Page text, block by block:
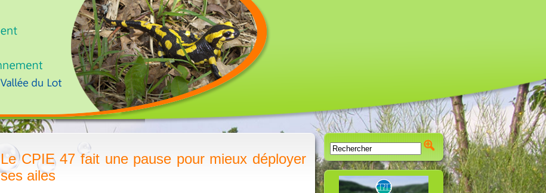
Le CPIE 47 fait une pause pour mieux déployer
ses ailes